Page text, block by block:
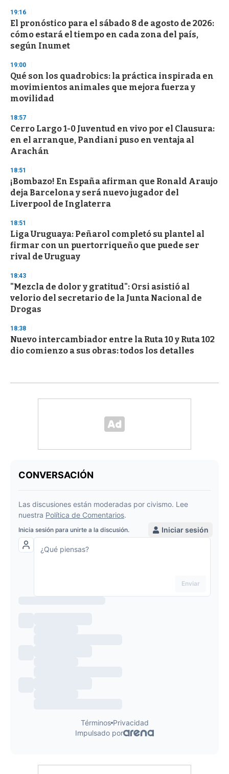
s
e
c
o
n
s
19:16
El pronóstico para el sábado 8 de agosto de 2026:
cómo estará el tiempo en cada zona del país,
según Inumet
19:00
Qué son los quadrobics: la práctica inspirada en
movimientos animales que mejora fuerza y
movilidad
18:57
Cerro Largo 1-0 Juventud en vivo por el Clausura:
en el arranque, Pandiani puso en ventaja al
Arachán
18:51
¡Bombazo! En España afirman que Ronald Araujo
deja Barcelona y será nuevo jugador del
Liverpool de Inglaterra
18:51
Liga Uruguaya: Peñarol completó su plantel al
firmar con un puertorriqueño que puede ser
rival de Uruguay
18:43
"Mezcla de dolor y gratitud": Orsi asistió al
velorio del secretario de la Junta Nacional de
Drogas
18:38
Nuevo intercambiador entre la Ruta 10 y Ruta 102
dio comienzo a sus obras: todos los detalles